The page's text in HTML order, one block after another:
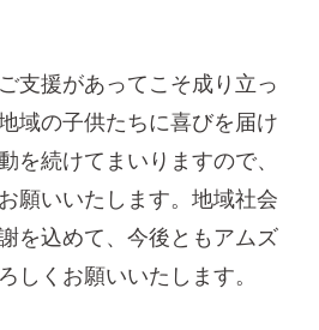
支援があってこそ成り立っ
域の子供たちに喜びを届け
を続けてまいりますので、
願いいたします。地域社会
を込めて、今後ともアムズ
しくお願いいたします。